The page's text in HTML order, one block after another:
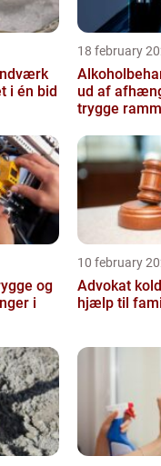
i én bid
18 february
ud af
trygge
i
10 february
Advokat kolding
hjælp til